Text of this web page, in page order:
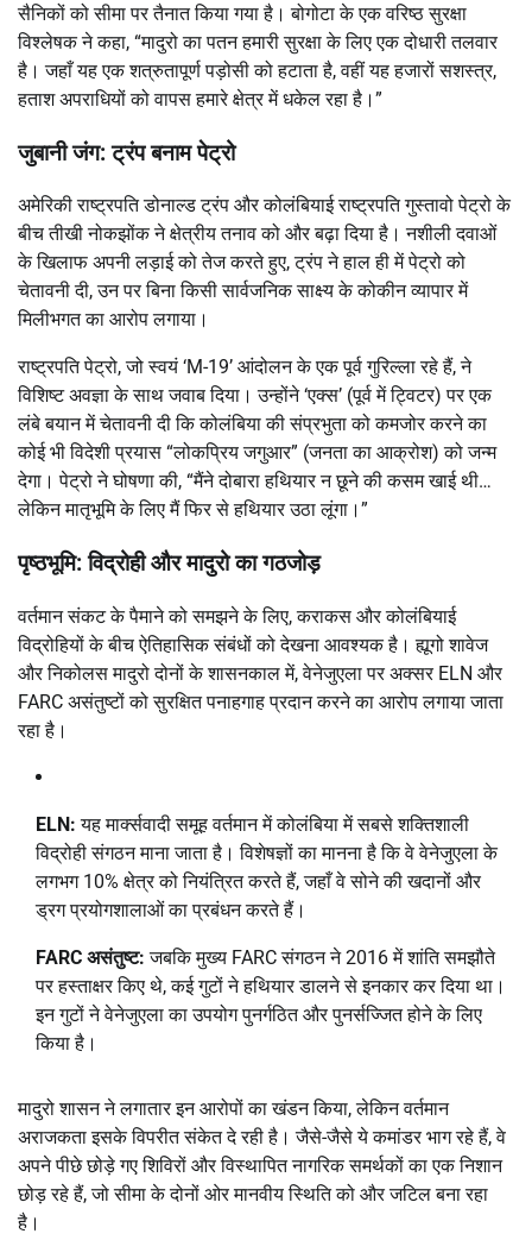
सैनिकों को सीमा पर तैनात किया गया है। बोगोटा के एक वरिष्ठ सुरक्षा
विश्लेषक ने कहा, “मादुरो का पतन हमारी सुरक्षा के लिए एक दोधारी तलवार
है। जहाँ यह एक शत्रुतापूर्ण पड़ोसी को हटाता है, वहीं यह हजारों सशस्त्र,
हताश अपराधियों को वापस हमारे क्षेत्र में धकेल रहा है।”
जुबानी जंग: ट्रंप बनाम पेट्रो
अमेरिकी राष्ट्रपति डोनाल्ड ट्रंप और कोलंबियाई राष्ट्रपति गुस्तावो पेट्रो के
बीच तीखी नोकझोंक ने क्षेत्रीय तनाव को और बढ़ा दिया है।नशीली दवाओं
के खिलाफ अपनी लड़ाई को तेज करते हुए, ट्रंप ने हाल ही में पेट्रो को
चेतावनी दी, उन पर बिना किसी सार्वजनिक साक्ष्य के कोकीन व्यापार में
मिलीभगत का आरोप लगाया।
राष्ट्रपति पेट्रो, जो स्वयं ‘M-19’ आंदोलन के एक पूर्व गुरिल्ला रहे हैं, ने
विशिष्ट अवज्ञा के साथ जवाब दिया। उन्होंने ‘एक्स’ (पूर्व में ट्विटर) पर एक
लंबे बयान में चेतावनी दी कि कोलंबिया की संप्रभुता को कमजोर करने का
कोई भी विदेशी प्रयास “लोकप्रिय जगुआर” (जनता का आक्रोश) को जन्म
देगा। पेट्रो ने घोषणा की, “मैंने दोबारा हथियार न छूने की कसम खाई थी…
लेकिन मातृभूमि के लिए मैं फिर से हथियार उठा लूंगा।”
पृष्ठभूमि: विद्रोही और मादुरो का गठजोड़
वर्तमान संकट के पैमाने को समझने के लिए, कराकस और कोलंबियाई
विद्रोहियों के बीच ऐतिहासिक संबंधों को देखना आवश्यक है।ह्यूगो शावेज
और निकोलस मादुरो दोनों के शासनकाल में, वेनेजुएला पर अक्सर ELN और
FARC असंतुष्टों को सुरक्षित पनाहगाह प्रदान करने का आरोप लगाया जाता
रहा है।
ELN: यह मार्क्सवादी समूह वर्तमान में कोलंबिया में सबसे शक्तिशाली
विद्रोही संगठन माना जाता है। विशेषज्ञों का मानना है कि वे वेनेजुएला के
लगभग 10% क्षेत्र को नियंत्रित करते हैं, जहाँ वे सोने की खदानों और
ड्रग प्रयोगशालाओं का प्रबंधन करते हैं।
FARC असंतुष्ट: जबकि मुख्य FARC संगठन ने 2016 में शांति समझौते
पर हस्ताक्षर किए थे, कई गुटों ने हथियार डालने से इनकार कर दिया था।
इन गुटों ने वेनेजुएला का उपयोग पुनर्गठित और पुनर्सज्जित होने के लिए
किया है।
मादुरो शासन ने लगातार इन आरोपों का खंडन किया, लेकिन वर्तमान
अराजकता इसके विपरीत संकेत दे रही है। जैसे-जैसे ये कमांडर भाग रहे हैं, वे
अपने पीछे छोड़े गए शिविरों और विस्थापित नागरिक समर्थकों का एक निशान
छोड़ रहे हैं, जो सीमा के दोनों ओर मानवीय स्थिति को और जटिल बना रहा
है।